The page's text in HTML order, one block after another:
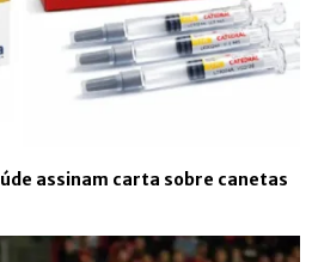
assinam carta sobre canetas